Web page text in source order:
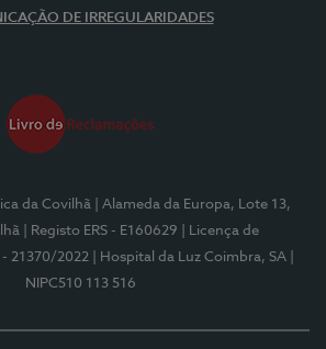
DE IRREGULARIDADES
da Covilhã
| Alameda da Europa, Lote 13,
| Registo ERS - E160629
| Licença de
- 21370/2022
| Hospital da Luz Coimbra, SA
NIPC510 113 516